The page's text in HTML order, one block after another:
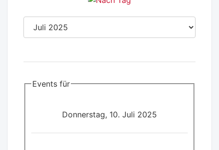
Events für
Donnerstag, 10. Juli 2025